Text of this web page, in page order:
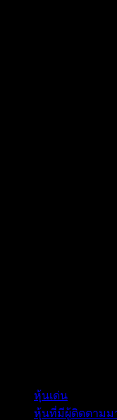
หุ้นเด่น
หุ้นที่มีผู้ติดตามม